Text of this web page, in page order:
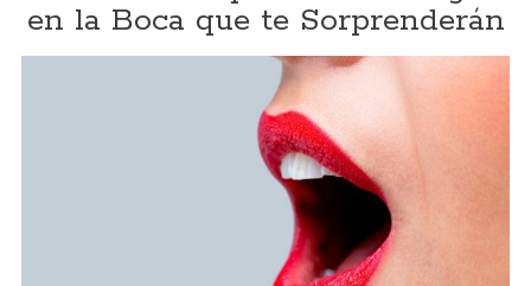
en la Boca que te Sorprenderán